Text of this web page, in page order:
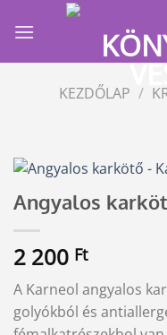
KEZDŐLAP /
Angyalos
2 200 Ft
A Karneol angyalos
golyókból és